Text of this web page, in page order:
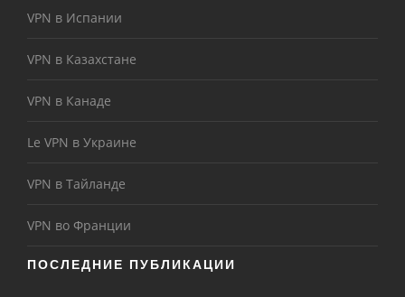
VPN в Испании
VPN в Казахстане
VPN в Канаде
Le VPN в Украине
VPN в Тайланде
VPN во Франции
ПОСЛЕДНИЕ ПУБЛИКАЦИИ